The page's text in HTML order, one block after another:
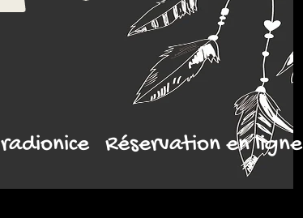
radionice Réservation en ligne